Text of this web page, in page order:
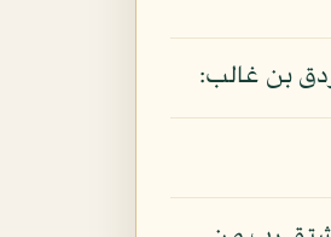
بن غالب: